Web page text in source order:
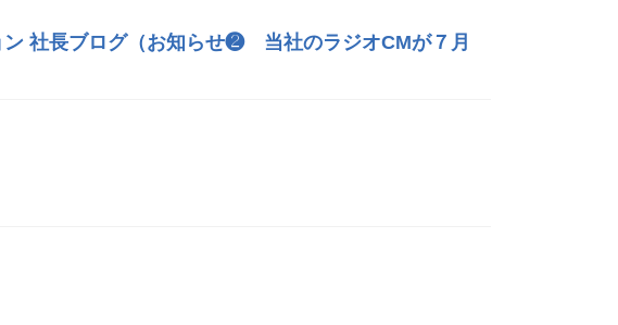
ン 社長ブログ（お知らせ❷ 当社のラジオCMが７月